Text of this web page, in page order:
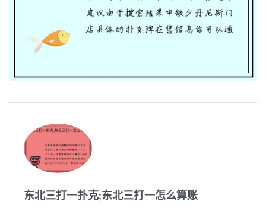
东北三打一扑克;东北三打一怎么算账